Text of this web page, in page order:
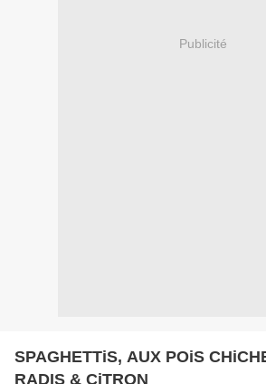
Publicité
SPAGHETTiS, AUX POiS
RADIS & CiTRON